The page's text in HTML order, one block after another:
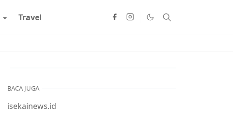
Travel
BACA JUGA
isekainews.id